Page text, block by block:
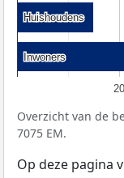
20
Huishoudens
Huishoudens
Inwoners
Inwoners
Overzicht van de
7075 EM.
Op deze pagina